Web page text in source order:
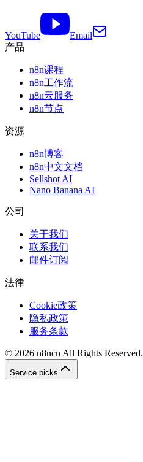
YouTube
Email
产品
n8n课程
n8n工作流
n8n云服务
n8n节点
资源
n8n博客
n8n中文文档
Sellshot AI
Nano Banana AI
公司
关于我们
联系我们
邮件订阅
法律
Cookie政策
隐私政策
服务条款
© 2026 n8ncn All Rights Reserved.
Service picks